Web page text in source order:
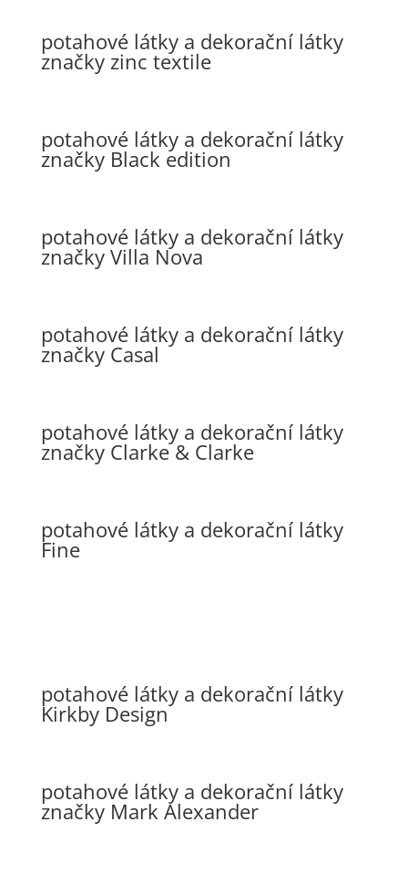
potahové látky a dekorační látky
značky zinc textile
potahové látky a dekorační látky
značky Black edition
potahové látky a dekorační látky
značky Villa Nova
potahové látky a dekorační látky
značky Casal
potahové látky a dekorační látky
značky Clarke & Clarke
potahové látky a dekorační látky
Fine
potahové látky a dekorační látky
Kirkby Design
potahové látky a dekorační látky
značky Mark Alexander